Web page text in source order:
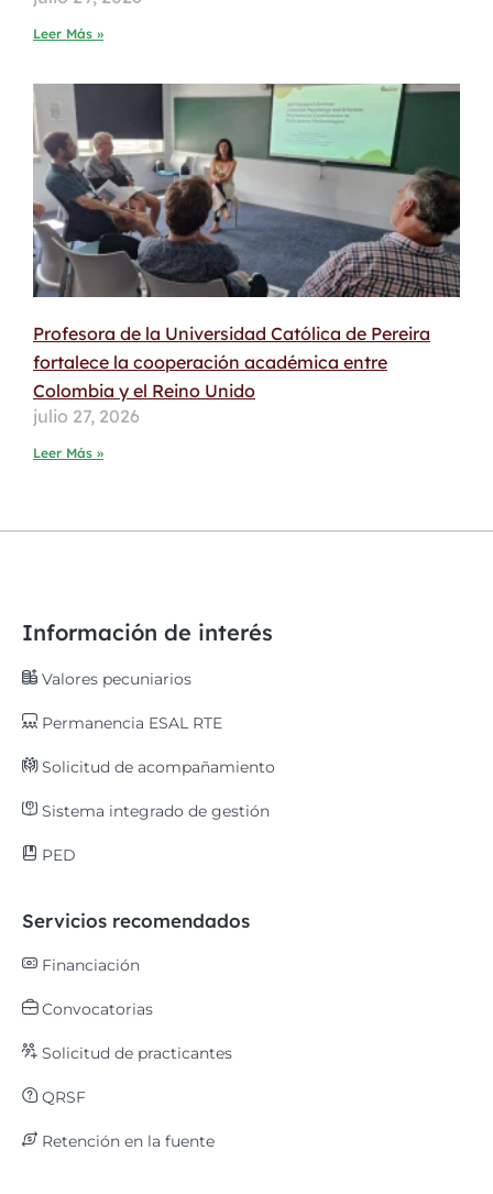
Leer Más »
Profesora de la Universidad Católica de Pereira
fortalece la cooperación académica entre
Colombia y el Reino Unido
julio 27, 2026
Leer Más »
Información de interés
Valores pecuniarios
Permanencia ESAL RTE
Solicitud de acompañamiento
Sistema integrado de gestión
PED
Servicios recomendados
Financiación
Convocatorias
Solicitud de practicantes
QRSF
Retención en la fuente